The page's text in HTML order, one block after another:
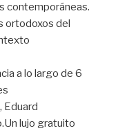
contemporáneas.
ortodoxos del
a lo largo de 6
Eduard
lujo gratuito